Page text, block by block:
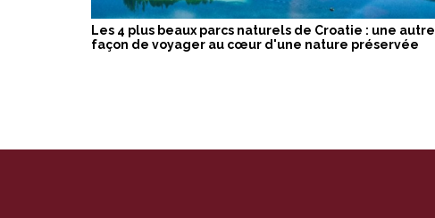
Les 4 plus beaux parcs naturels de Croatie : une autre
façon de voyager au cœur d'une nature préservée